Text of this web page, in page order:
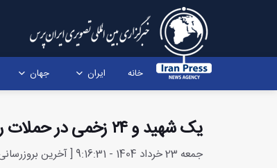
خانه ایران جهان
یک شهید و ۲۴ زخمی در حملات رژیم صهیونیستی در قصرشیرین
جمعه 23 خرداد 1404 - 9:16:31 [ آخرین بروزرسانی: دو شنبه 16 تیر 1404 - 21:40:14 ]